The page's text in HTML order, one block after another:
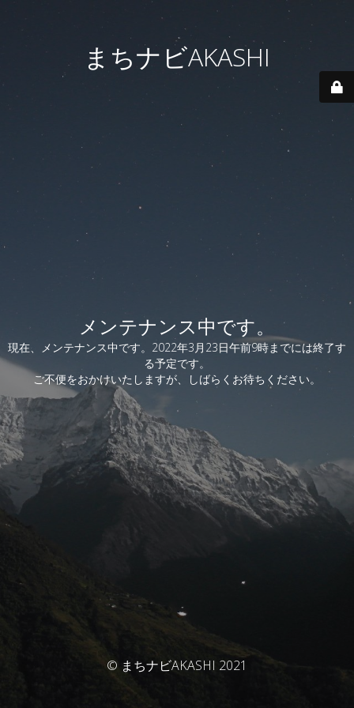
まちナビAKASHI
メンテナンス中です。
現在、メンテナンス中です。2022年3月23日午前9時までには終了す
る予定です。
ご不便をおかけいたしますが、しばらくお待ちください。
© まちナビAKASHI 2021